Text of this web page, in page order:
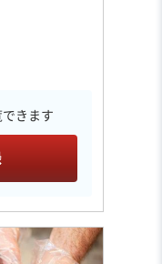
きます